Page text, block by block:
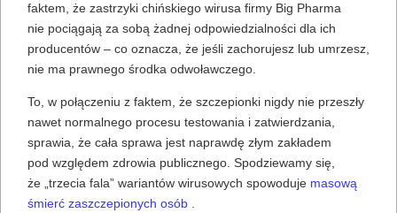
faktem, że zastrzyki chińskiego wirusa firmy Big Pharma
nie pociągają za sobą żadnej odpowiedzialności dla ich
producentów – co oznacza, że ​​jeśli zachorujesz lub umrzesz,
nie ma prawnego środka odwoławczego.
To, w połączeniu z faktem, że szczepionki nigdy nie przeszły
nawet normalnego procesu testowania i zatwierdzania,
sprawia, że ​​cała sprawa jest naprawdę złym zakładem
pod względem zdrowia publicznego. Spodziewamy się,
że „trzecia fala” wariantów wirusowych spowoduje masową
śmierć zaszczepionych osób .